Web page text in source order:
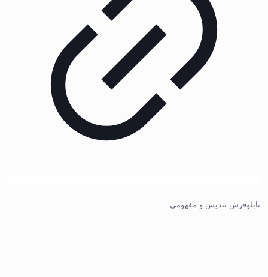
تابلوفرش تندیس و مفهومی